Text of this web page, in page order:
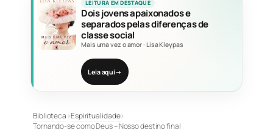
LEITURA EM DESTAQUE
Dois jovens apaixonados e
separados pelas diferenças de
classe social
Mais uma vez o amor· Lisa Kleypas
Leia aqui→
Biblioteca›Espiritualidade›
Tornando-se como Deus – Nosso destino final